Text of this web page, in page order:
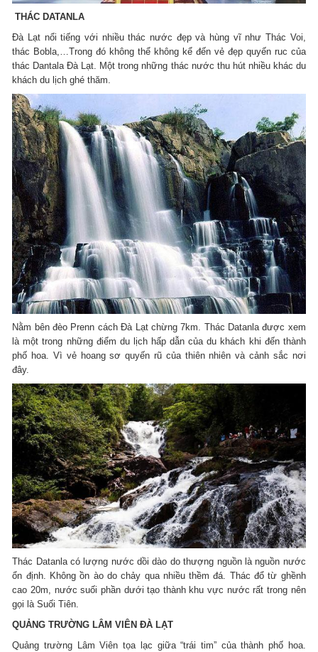
THÁC DATANLA
Đà Lạt nổi tiếng với nhiều thác nước đẹp và hùng vĩ như Thác Voi,
thác Bobla,…Trong đó không thể không kể đến vẻ đẹp quyến ruc của
thác Dantala Đà Lạt. Một trong những thác nước thu hút nhiều khác du
khách du lịch ghé thăm.
Nằm bên đèo Prenn cách Đà Lạt chừng 7km. Thác Datanla được xem
là một trong những điểm du lịch hấp dẫn của du khách khi đến thành
phố hoa. Vì vẻ hoang sơ quyến rũ của thiên nhiên và cảnh sắc nơi
đây.
Thác Datanla có lượng nước dồi dào do thượng nguồn là nguồn nước
ổn định. Không ồn ào do chảy qua nhiều thềm đá. Thác đổ từ ghềnh
cao 20m, nước suối phần dưới tạo thành khu vực nước rất trong nên
gọi là Suối Tiên.
QUẢNG TRƯỜNG LÂM VIÊN ĐÀ LẠT
Quảng trường Lâm Viên tọa lạc giữa “trái tim” của thành phố hoa.